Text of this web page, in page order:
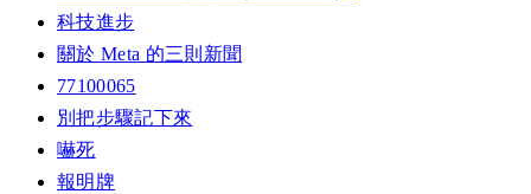
科技進步
關於 Meta 的三則新聞
77100065
別把步驟記下來
嚇死
報明牌